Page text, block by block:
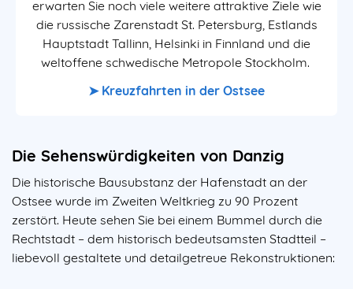
erwarten Sie noch viele weitere attraktive Ziele wie
die russische Zarenstadt St. Petersburg, Estlands
Hauptstadt Tallinn, Helsinki in Finnland und die
weltoffene schwedische Metropole Stockholm.
➤ Kreuzfahrten in der Ostsee
Die Sehenswürdigkeiten von Danzig
Die historische Bausubstanz der Hafenstadt an der
Ostsee wurde im Zweiten Weltkrieg zu 90 Prozent
zerstört. Heute sehen Sie bei einem Bummel durch die
Rechtstadt – dem historisch bedeutsamsten Stadtteil –
liebevoll gestaltete und detailgetreue Rekonstruktionen: